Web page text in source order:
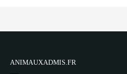
ANIMAUXADMIS.FR